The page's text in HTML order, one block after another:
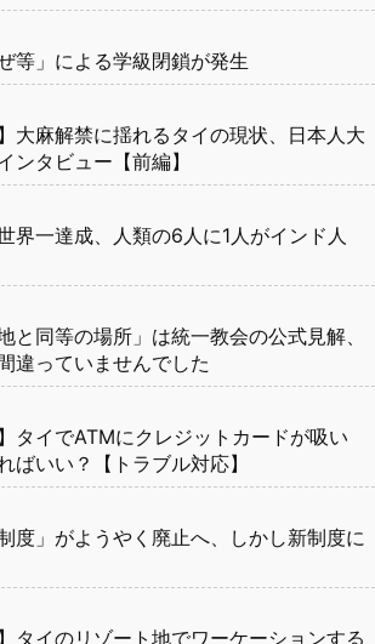
等」による学級閉鎖が発生
大麻解禁に揺れるタイの現状、日本人大
ンタビュー【前編】
界一達成、人類の6人に1人がインド人
と同等の場所」は統一教会の公式見解、
違っていませんでした
タイでATMにクレジットカードが吸い
ばいい？【トラブル対応】
度」がようやく廃止へ、しかし新制度に
タイのリゾート地でワーケーションする